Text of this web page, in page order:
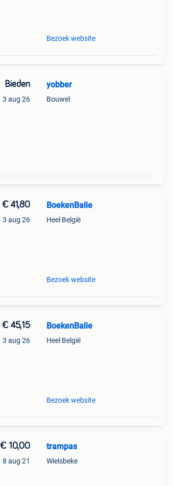
Bezoek website
Bieden
3 aug 26
yobber
Bouwel
€ 41,80
3 aug 26
BoekenBalie
Heel België
Bezoek website
€ 45,15
3 aug 26
BoekenBalie
Heel België
Bezoek website
€ 10,00
8 aug 21
trampas
Wielsbeke